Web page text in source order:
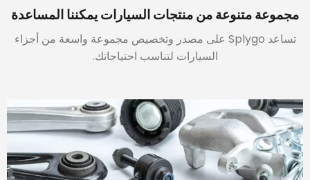
مجموعة متنوعة من منتجات السيارات يمكننا المساعدة
تساعد Splygo على مصدر وتخصيص مجموعة واسعة من أجزاء
السيارات لتناسب احتياجاتك.